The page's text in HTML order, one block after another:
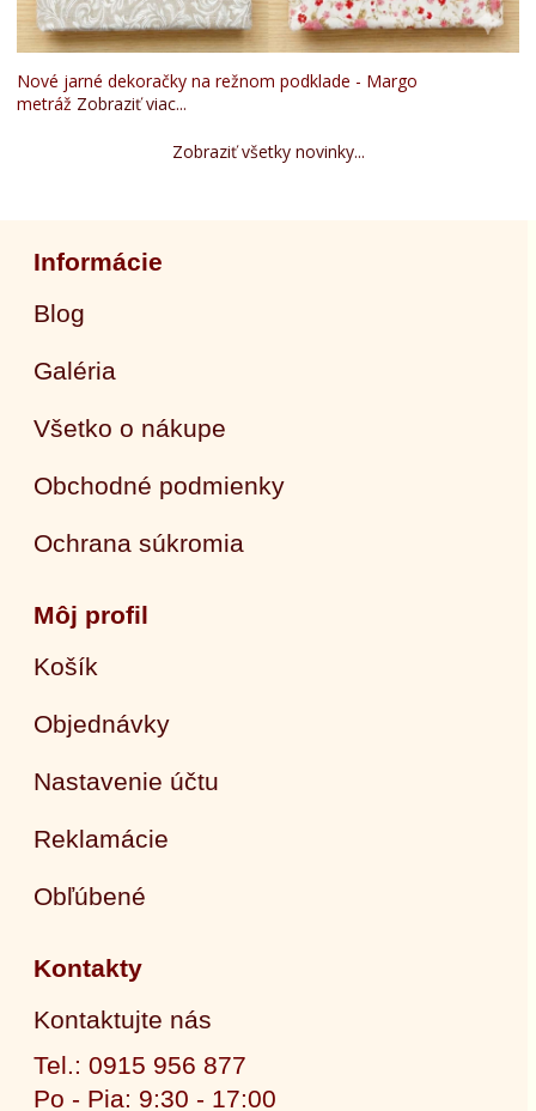
Nové jarné dekoračky na režnom podklade - Margo
metráž Zobraziť viac...
Zobraziť všetky novinky...
Informácie
Blog
Galéria
Všetko o nákupe
Obchodné podmienky
Ochrana súkromia
Môj profil
Košík
Objednávky
Nastavenie účtu
Reklamácie
Obľúbené
Kontakty
Kontaktujte nás
Tel.: 0915 956 877
Po - Pia: 9:30 - 17:00